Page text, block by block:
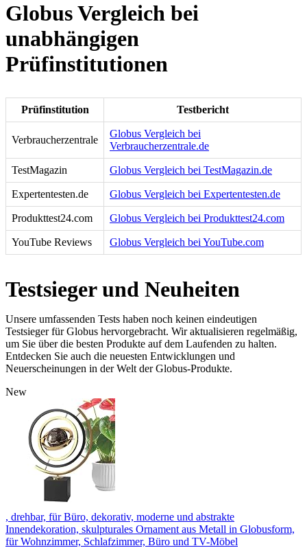
Globus Vergleich bei
unabhängigen
Prüfinstitutionen
Prüfinstitution Testbericht
Verbraucherzentrale
Globus Vergleich bei
Verbraucherzentrale.de
TestMagazin Globus Vergleich bei TestMagazin.de
Expertentesten.de Globus Vergleich bei Expertentesten.de
Produkttest24.com Globus Vergleich bei Produkttest24.com
YouTube Reviews Globus Vergleich bei YouTube.com
Testsieger und Neuheiten
Unsere umfassenden Tests haben noch keinen eindeutigen
Testsieger für Globus hervorgebracht. Wir aktualisieren regelmäßig,
um Sie über die besten Produkte auf dem Laufenden zu halten.
Entdecken Sie auch die neuesten Entwicklungen und
Neuerscheinungen in der Welt der Globus-Produkte.
New
, drehbar, für Büro, dekorativ, moderne und abstrakte
Innendekoration, skulpturales Ornament aus Metall in Globusform,
für Wohnzimmer, Schlafzimmer, Büro und TV-Möbel